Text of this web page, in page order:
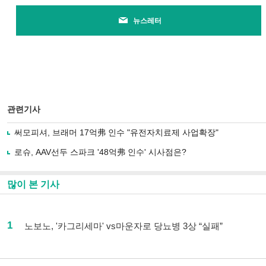
뉴스레터
관련기사
써모피셔, 브래머 17억弗 인수 "유전자치료제 사업확장"
로슈, AAV선두 스파크 '48억弗 인수' 시사점은?
많이 본 기사
1 노보노, '카그리세마' vs마운자로 당뇨병 3상 “실패”